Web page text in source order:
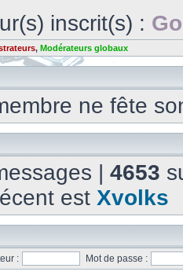
inscrit(s) :
, Modérateurs globaux
ne fête
| 4653
est Xvolks
:
Mot de passe :